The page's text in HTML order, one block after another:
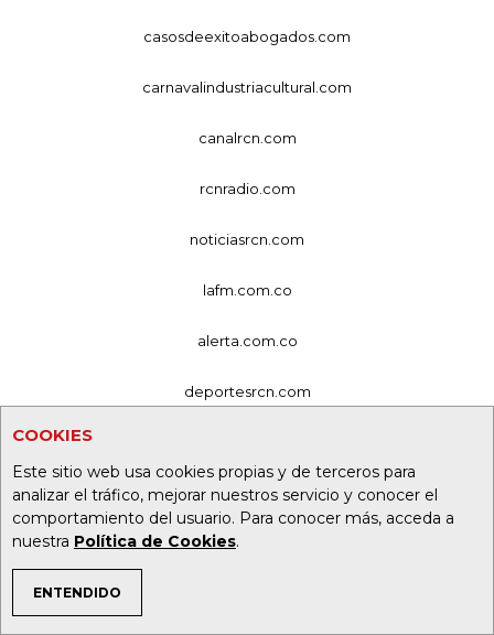
COOKIES
Este sitio web usa cookies propias y de terceros para
analizar el tráfico, mejorar nuestros servicio y conocer el
comportamiento del usuario. Para conocer más, acceda a
nuestra Política de Cookies.
ENTENDIDO
TEMAS DE INTERÉS
casosdeexitoabogados.com
carnavalindustriacultural.com
canalrcn.com
rcnradio.com
noticiasrcn.com
lafm.com.co
alerta.com.co
deportesrcn.com